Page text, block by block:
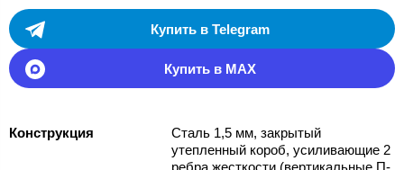
Купить в Telegram
Купить в MAX
Конструкция
Сталь 1,5 мм, закрытый
утепленный короб, усиливающие 2
ребра жесткости (вертикальные П-